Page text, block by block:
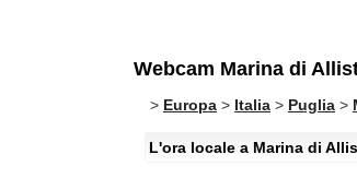
Webcam Marina di
> Europa > Italia > Puglia >
L'ora locale a Marina di